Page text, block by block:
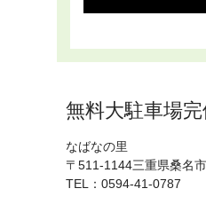
無料大駐車場完
なばなの里
〒511-1144三重県桑名
TEL：0594-41-0787